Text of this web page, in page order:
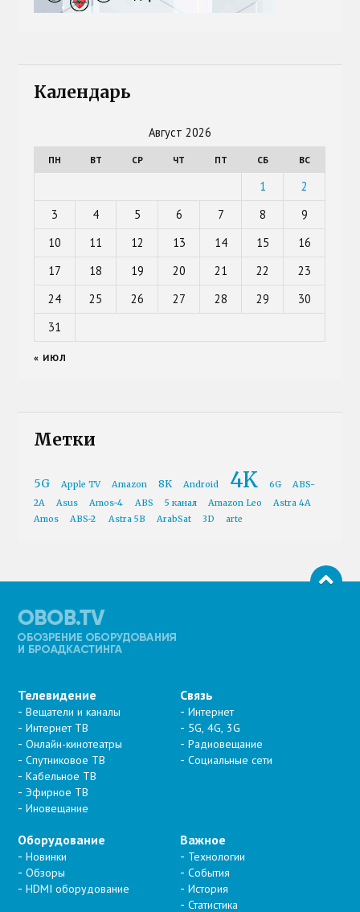
Календарь
Август 2026
ПН ВТ СР ЧТ ПТ СБ ВС
1
2
3
4 5 6 7 8
9
10
11 12 13 14 15
16
17
18 19 20 21 22
23
24
25 26 27 28 29
30
31
« ИЮЛ
Метки
5G Apple TV Amazon 8K Android 4K 6G
ABS-
2A
Asus Amos-4 ABS 5 канал Amazon Leo
Astra 4A
Amos
ABS-2 Astra 5B ArabSat 3D arte
Телевидение
Вещатели и каналы
Интернет ТВ
Онлайн-кинотеатры
Спутниковое ТВ
Кабельное ТВ
Эфирное ТВ
Иновещание
Связь
Интернет
5G, 4G, 3G
Радиовещание
Социальные сети
Оборудование
Новинки
Обзоры
HDMI оборудование
Важное
Технологии
События
История
Статистика